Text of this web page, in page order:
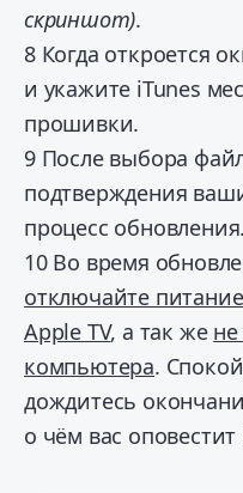
скриншот).
8Когда откроется
и укажите iTunes
прошивки.
9После выбора
подтверждения
процесс обновления.
10Во время
отключайте
Apple TV, а так же
компьютера.
дождитесь
о чём вас оповестит